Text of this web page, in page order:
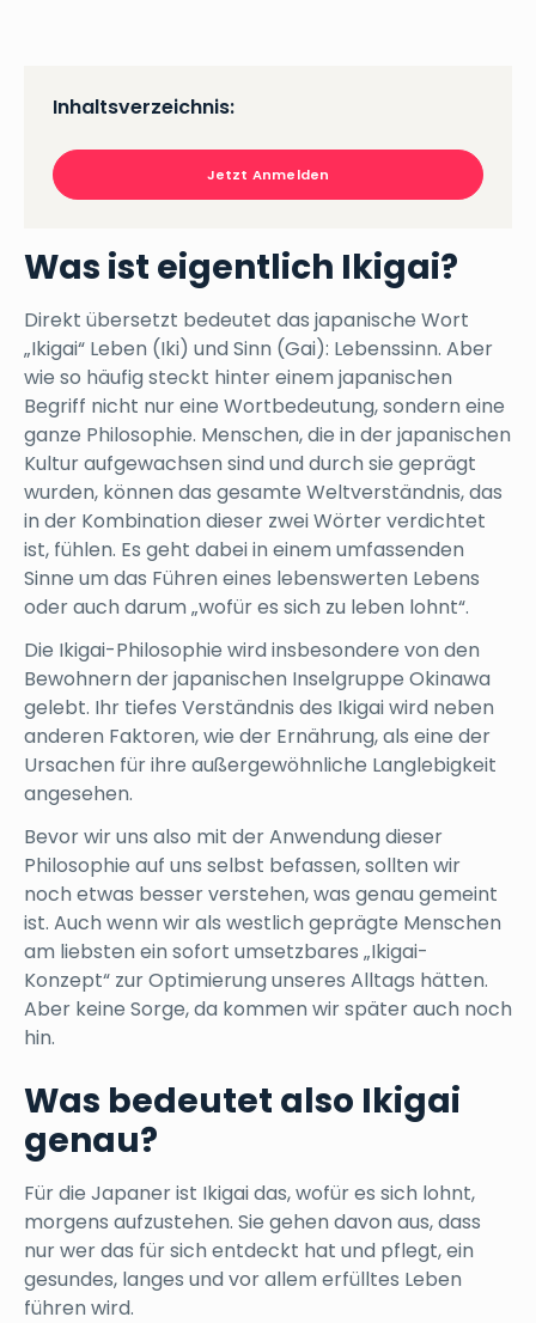
Inhaltsverzeichnis:
Jetzt Anmelden
Was ist eigentlich Ikigai?
Direkt übersetzt bedeutet das japanische Wort
„Ikigai“ Leben (Iki) und Sinn (Gai): Lebenssinn. Aber
wie so häufig steckt hinter einem japanischen
Begriff nicht nur eine Wortbedeutung, sondern eine
ganze Philosophie. Menschen, die in der japanischen
Kultur aufgewachsen sind und durch sie geprägt
wurden, können das gesamte Weltverständnis, das
in der Kombination dieser zwei Wörter verdichtet
ist, fühlen. Es geht dabei in einem umfassenden
Sinne um das Führen eines lebenswerten Lebens
oder auch darum „wofür es sich zu leben lohnt“.
Die Ikigai-Philosophie wird insbesondere von den
Bewohnern der japanischen Inselgruppe Okinawa
gelebt. Ihr tiefes Verständnis des Ikigai wird neben
anderen Faktoren, wie der Ernährung, als eine der
Ursachen für ihre außergewöhnliche Langlebigkeit
angesehen.
Bevor wir uns also mit der Anwendung dieser
Philosophie auf uns selbst befassen, sollten wir
noch etwas besser verstehen, was genau gemeint
ist. Auch wenn wir als westlich geprägte Menschen
am liebsten ein sofort umsetzbares „Ikigai-
Konzept“ zur Optimierung unseres Alltags hätten.
Aber keine Sorge, da kommen wir später auch noch
hin.
Was bedeutet also Ikigai
genau?
Für die Japaner ist Ikigai das, wofür es sich lohnt,
morgens aufzustehen. Sie gehen davon aus, dass
nur wer das für sich entdeckt hat und pflegt, ein
gesundes, langes und vor allem erfülltes Leben
führen wird.